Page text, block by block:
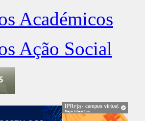
Académicos
Ação Social